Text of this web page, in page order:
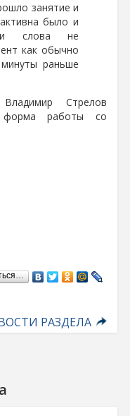
занятие и
было и
и слова не
как обычно
раньше
Стрелов
форма работы со
РАЗДЕЛА